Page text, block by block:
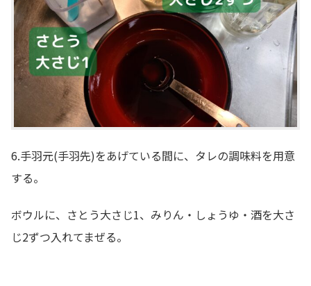
6.手羽元(手羽先)をあげている間に、タレの調味料を用意
する。
ボウルに、さとう大さじ1、みりん・しょうゆ・酒を大さ
じ2ずつ入れてまぜる。